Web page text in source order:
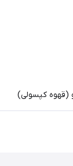
(قهوه کپسولی)